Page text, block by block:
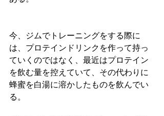
今、ジムでトレーニングをする際に
は、プロテインドリンクを作って持っ
ていくのではなく、最近はプロテイン
を飲む量を控えていて、その代わりに
蜂蜜を白湯に溶かしたものを飲んでい
る。